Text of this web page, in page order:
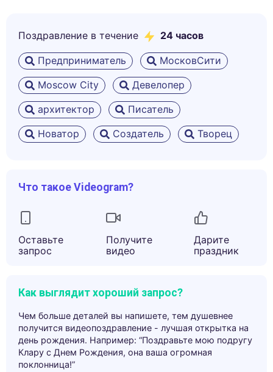
Поздравление в течение 24 часов
Предприниматель
МосковСити
Moscow City
Девелопер
архитектор
Писатель
Новатор
Создатель Творец
Что такое Videogram?
Оставьте
запрос
Получите
видео
Дарите
праздник
Как выглядит хороший запрос?
Чем больше деталей вы напишете, тем душевнее
получится видеопоздравление - лучшая открытка на
день рождения. Например: “Поздравьте мою подругу
Клару с Днем Рождения, она ваша огромная
поклонница!”